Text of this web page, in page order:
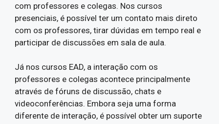
com professores e colegas. Nos cursos
presenciais, é possível ter um contato mais direto
com os professores, tirar dúvidas em tempo real e
participar de discussões em sala de aula.
Já nos cursos EAD, a interação com os
professores e colegas acontece principalmente
através de fóruns de discussão, chats e
videoconferências. Embora seja uma forma
diferente de interação, é possível obter um suporte